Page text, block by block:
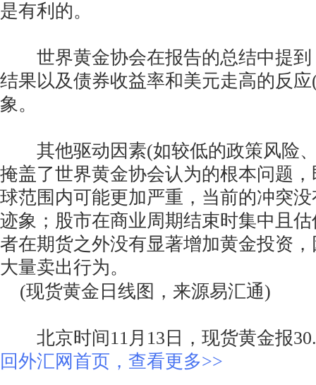
是有利的。
世界黄金协会在报告的总结中提到
结果以及债券收益率和美元走高的反
象。
其他驱动因素(如较低的政策风险
掩盖了世界黄金协会认为的根本问题
球范围内可能更加严重，当前的冲突
迹象；股市在商业周期结束时集中且
者在期货之外没有显著增加黄金投资
大量卖出行为。
(现货黄金日线图，来源易汇通)
北京时间11月13日，现货黄金报
回外汇网首页，查看更多>>